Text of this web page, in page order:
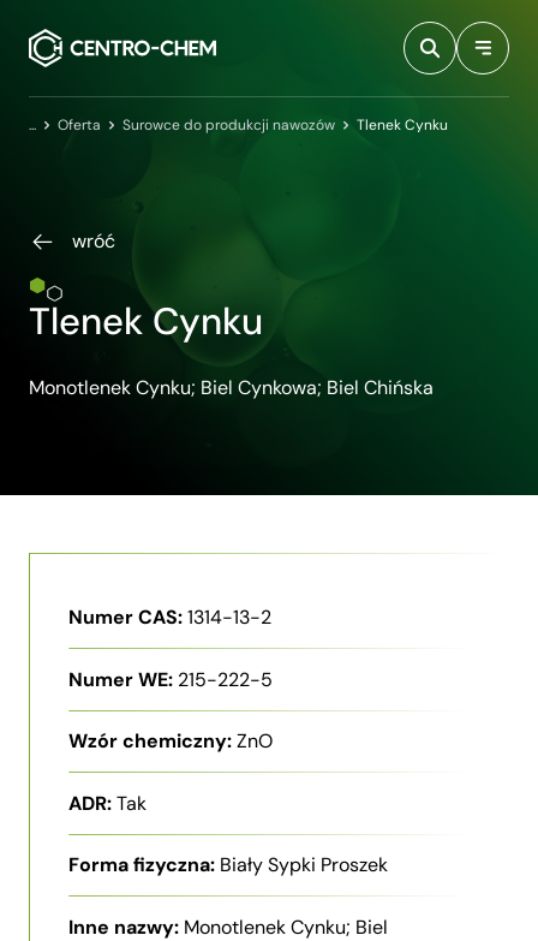
Centro-Chem
Oferta Surowce do produkcji nawozów Tlenek Cynku
wróć
Tlenek Cynku
Monotlenek Cynku; Biel Cynkowa; Biel Chińska
Numer CAS:1314-13-2
Numer WE: 215-222-5
Wzór chemiczny:ZnO
ADR:Tak
Forma fizyczna: Biały Sypki Proszek
Inne nazwy: Monotlenek Cynku; Biel